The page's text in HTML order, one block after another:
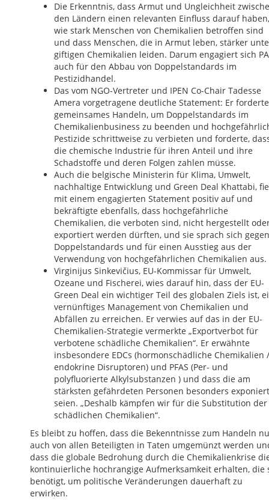
Die Erkenntnis, dass Armut und Ungleichheit
den Ländern einen relevanten Einfluss darauf haben,
wie stark Menschen von Chemikalien betroffen sind
und dass Menschen, die in Armut leben, stärker
giftigen Chemikalien leiden. Darum engagiert sich
auch für den Abbau von Doppelstandards im
Pestizidhandel.
Das vom NGO-Vertreter und IPEN Co-Chair Tadesse
Amera vorgetragene deutliche Statement: Er forderte
gemeinsames Handeln, um Doppelstandards im
Chemikalienbusiness zu beenden und
Pestizide schrittweise zu verbieten und forderte,
die chemische Industrie für ihren Anteil und ihre
Schadstoffe und deren Folgen zahlen müsse.
Auch die belgische Ministerin für Klima, Umwelt,
nachhaltige Entwicklung und Green Deal Khattabi,
mit einem engagierten Statement positiv auf und
bekräftigte ebenfalls, dass hochgefährliche
Chemikalien, die verboten sind, nicht hergestellt
exportiert werden dürften, und sie sprach sich gegen
Doppelstandards und für einen Ausstieg aus der
Verwendung von hochgefährlichen Chemikalien aus.
Virginijus Sinkevičius, EU-Kommissar für Umwelt,
Ozeane und Fischerei, wies darauf hin, dass der EU-
Green Deal ein wichtiger Teil des globalen Ziels ist,
vernünftiges Management von Chemikalien und
Abfällen zu erreichen. Er verwies auf das in der EU-
Chemikalien-Strategie vermerkte „Exportverbot für
verbotene schädliche Chemikalien“. Er erwähnte
insbesondere EDCs (hormonschädliche Chemikalien /
endokrine Disruptoren) und PFAS (Per- und
polyfluorierte Alkylsubstanzen ) und dass die am
stärksten gefährdeten Personen besonders exponiert
seien. „Deshalb kämpfen wir für die Substitution der
schädlichen Chemikalien“.
Es bleibt zu hoffen, dass die Bekenntnisse zum Handeln
auch von allen Beteiligten in Taten umgemünzt werden
dass die globale Bedrohung durch die Chemikalienkrise
kontinuierliche hochrangige Aufmerksamkeit erhalten, die
benötigt, um politische Veränderungen dauerhaft zu
erwirken.